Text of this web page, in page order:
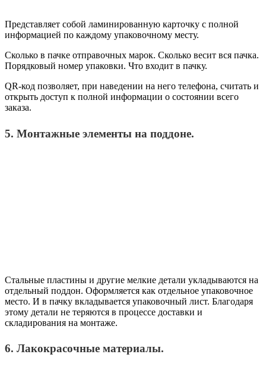
Представляет собой ламинированную карточку с полной
информацией по каждому упаковочному месту.
Сколько в пачке отправочных марок. Сколько весит вся пачка.
Порядковый номер упаковки. Что входит в пачку.
QR-код позволяет, при наведении на него телефона, считать и
открыть доступ к полной информации о состоянии всего
заказа.
5. Монтажные элементы на поддоне.
Стальные пластины и другие мелкие детали укладываются на
отдельный поддон. Оформляется как отдельное упаковочное
место. И в пачку вкладывается упаковочный лист. Благодаря
этому детали не теряются в процессе доставки и
складирования на монтаже.
6. Лакокрасочные материалы.